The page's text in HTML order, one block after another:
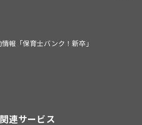
報「保育士バンク！新卒」
連サービス